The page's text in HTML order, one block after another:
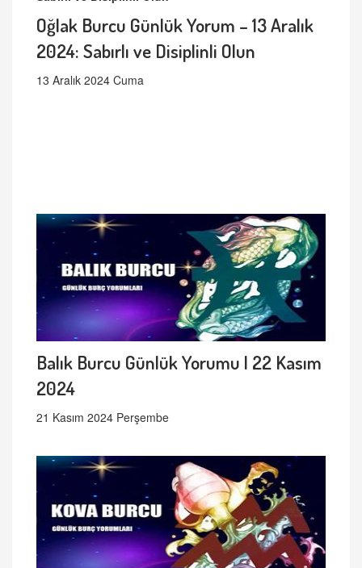
Oğlak Burcu Günlük Yorum – 13 Aralık
2024: Sabırlı ve Disiplinli Olun
13 Aralık 2024 Cuma
Balık Burcu Günlük Yorumu | 22 Kasım
2024
21 Kasım 2024 Perşembe